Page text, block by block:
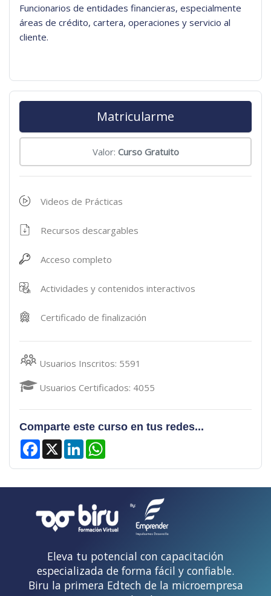
Funcionarios de entidades financieras, especialmente
áreas de crédito, cartera, operaciones y servicio al
cliente.
Matricularme
Valor: Curso Gratuito
Videos de Prácticas
Recursos descargables
Acceso completo
Actividades y contenidos interactivos
Certificado de finalización
Usuarios Inscritos: 5591
Usuarios Certificados: 4055
Comparte este curso en tus redes...
Facebook
X LinkedIn
Eleva tu potencial con capacitación
especializada de forma fácil y confiable.
Biru la primera Edtech de la microempresa